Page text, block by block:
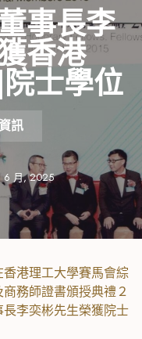
事長李
香港
士學位
訊
6 月, 2025
港理工大學賽馬會綜
務師證書頒授典禮２
李奕彬先生榮獲院士